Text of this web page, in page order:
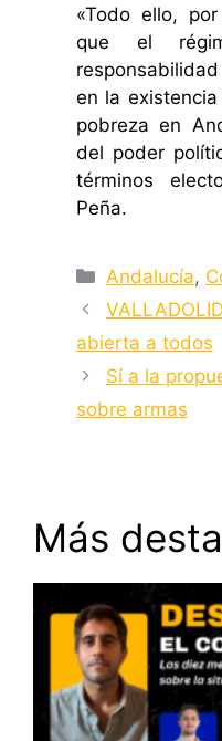
«Todo ello,
que el
en la
pobreza en
del poder
términos
Peña.
Categorías
Andalucía,
abierta a todos
Sí a la
sobre armas
Más